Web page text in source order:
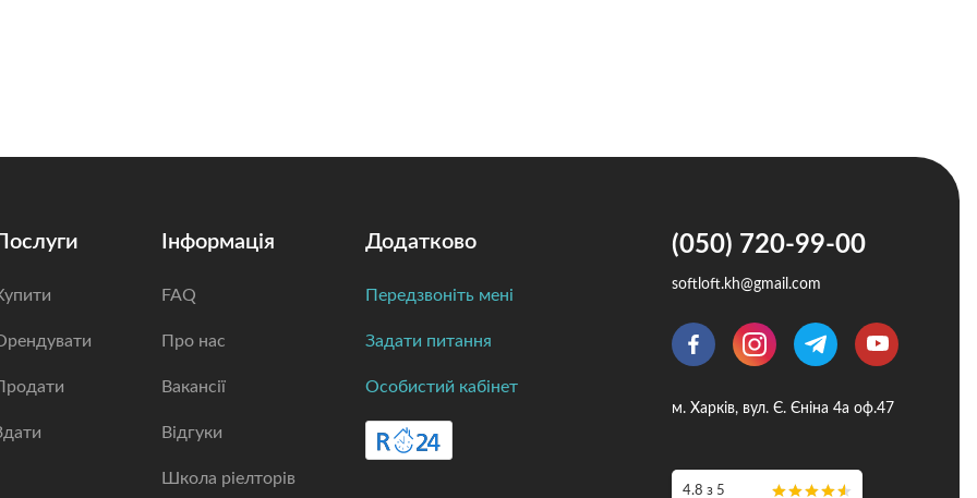
Інформація
FAQ
Про нас
Вакансії
Відгуки
Школа ріелторів
Додатково
Передзвоніть мені
Задати питання
Особистий кабінет
(050) 720-99-00
softloft.kh@gmail.com
м. Харків, вул. Є. Єніна 4а оф.47
4.8 з 5